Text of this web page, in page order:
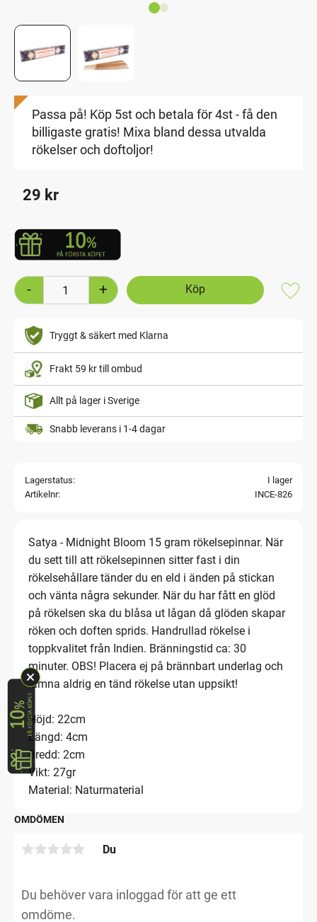
Passa på! Köp 5st och betala för 4st - få den
billigaste gratis! Mixa bland dessa utvalda
rökelser och doftoljor!
29 kr
+
-
Tryggt & säkert med Klarna
Frakt 59 kr till ombud
Allt på lager i Sverige
Snabb leverans i 1-4 dagar
Lagerstatus
I lager
Artikelnr
INCE-826
Satya - Midnight Bloom 15 gram rökelsepinnar. När
du sett till att rökelsepinnen sitter fast i din
rökelsehållare tänder du en eld i änden på stickan
och vänta några sekunder. När du har fått en glöd
på rökelsen ska du blåsa ut lågan då glöden skapar
röken och doften sprids. Handrullad rökelse i
toppkvalitet från Indien. Bränningstid ca: 30
minuter. OBS! Placera ej på brännbart underlag och
lämna aldrig en tänd rökelse utan uppsikt!
Höjd: 22cm
Längd: 4cm
Bredd: 2cm
Vikt: 27gr
Material: Naturmaterial
OMDÖMEN
Du